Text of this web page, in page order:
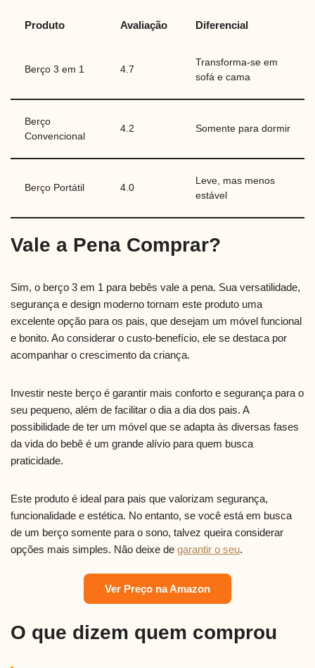
Produto Avaliação Diferencial
Berço 3 em 1 4.7
Transforma-se em
sofá e cama
Berço
Convencional
4.2 Somente para dormir
Berço Portátil 4.0
Leve, mas menos
estável
Vale a Pena Comprar?
Sim, o berço 3 em 1 para bebês vale a pena. Sua versatilidade,
segurança e design moderno tornam este produto uma
excelente opção para os pais, que desejam um móvel funcional
e bonito. Ao considerar o custo-benefício, ele se destaca por
acompanhar o crescimento da criança.
Investir neste berço é garantir mais conforto e segurança para o
seu pequeno, além de facilitar o dia a dia dos pais. A
possibilidade de ter um móvel que se adapta às diversas fases
da vida do bebê é um grande alívio para quem busca
praticidade.
Este produto é ideal para pais que valorizam segurança,
funcionalidade e estética. No entanto, se você está em busca
de um berço somente para o sono, talvez queira considerar
opções mais simples. Não deixe de garantir o seu.
Ver Preço na Amazon
O que dizem quem comprou